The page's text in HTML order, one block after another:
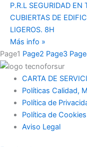
P.R.L SEGURIDAD EN
CUBIERTAS DE
LIGEROS. 8H
Más info »
Page1 Page2 Page3 Page
CARTA DE
Políticas Calidad,
Política de
Política de Cookies
Aviso Legal